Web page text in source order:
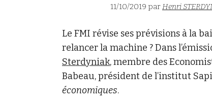
11/10/2019 parHenri
Le FMI révise ses prévisions à la
relancer la machine ? Dans
Sterdyniak, membre des
Babeau, président de l’institut
économiques.